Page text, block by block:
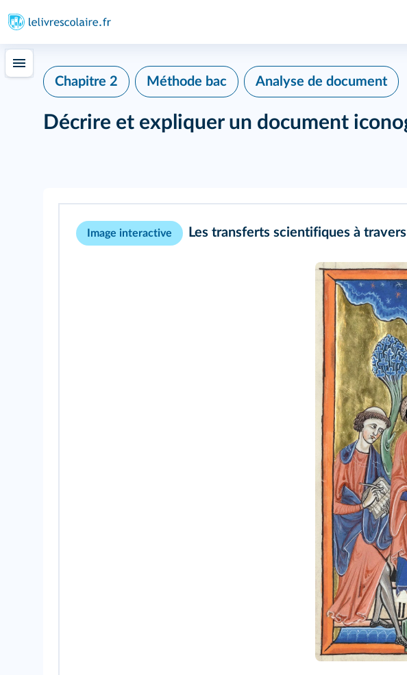
Chapitre 2 Méthode bac Analyse de document
Décrire et expliquer un document
Image interactive Les transferts scientifiques à